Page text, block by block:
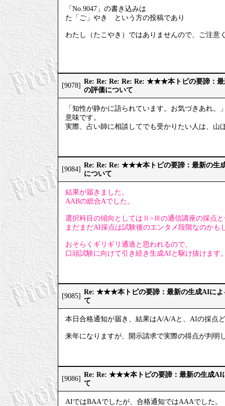
「No.9047」の書き込みは
た「ご」やき という方の投稿であり
わたし（たこやき）ではありませんので、ご注意
[9078]
Re: Re: Re: Re: Re: ★★★本トピの要諦：最
の評価について
「知性が静かに語られています。お気づきあれ
意味です。
実際、占い師に相談してでも受かりたい人は、山
[9084]
Re: Re: Re: ★★★本トピの要諦：最新の生
について
結果が届きました。
AABの総合Aでした。
選択科目の傾向としてはⅡ>Ⅲの通信講座の採点
まだまだAI採点は試験後のエンタメ段階なのかも
おそらくギリギリ通過と思われるので、
口頭試験に向けて引き続き生成AIと駆け抜けます
[9085]
Re: ★★★本トピの要諦：最新の生成AIによ
て
本日合格通知が届き、結果はA/A/Aと、AIの採点
来年になりますが、開示請求で実際の得点が判明
[9086]
Re: Re: ★★★本トピの要諦：最新の生成AI
て
AIではBAAでしたが、合格通知ではAAAでした。